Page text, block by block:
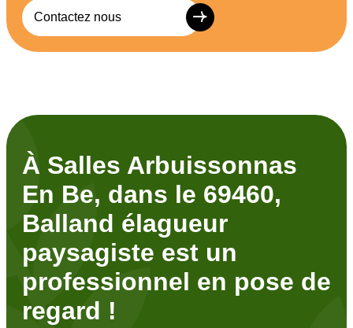
Contactez nous
À Salles Arbuissonnas
En Be, dans le 69460,
Balland élagueur
paysagiste est un
professionnel en pose de
regard !